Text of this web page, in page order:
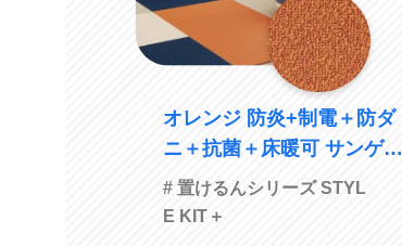
オレンジ 防炎+制電＋防ダ
ニ＋抗菌＋床暖可 サンゲツ
HMT-208
# 置けるんシリーズ STYL
E KIT＋